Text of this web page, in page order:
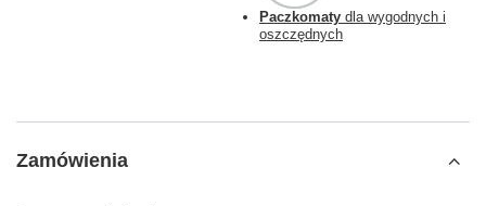
Paczkomaty dla wygodnych i
oszczędnych
Zamówienia